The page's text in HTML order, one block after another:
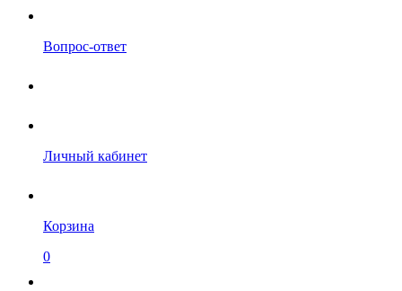
Вопрос-ответ
Личный кабинет
Корзина
0